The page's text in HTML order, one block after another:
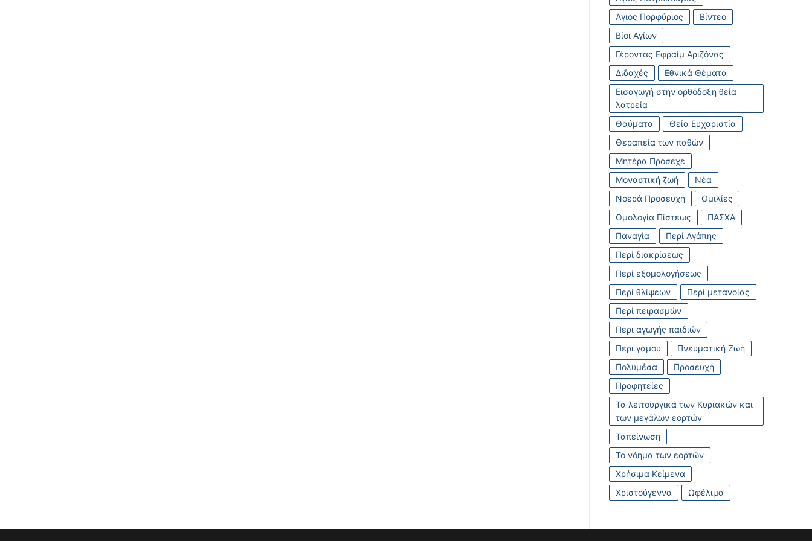
Άγιος Πορφύριος
Βίντεο
Βίοι Αγίων
Γέροντας Εφραίμ Αριζόνας
Διδαχές
Εθνικά Θέματα
Εισαγωγή στην ορθόδοξη θεία
λατρεία
Θαύματα
Θεία Ευχαριστία
Θεραπεία των παθών
Μητέρα Πρόσεχε
Μοναστική ζωή
Νέα
Νοερά Προσευχή
Ομιλίες
Ομολογία Πίστεως
ΠΑΣΧΑ
Παναγία
Περί Αγάπης
Περί διακρίσεως
Περί εξομολογήσεως
Περί θλίψεων
Περί μετανοίας
Περί πειρασμών
Περι αγωγής παιδιών
Περι γάμου
Πνευματική Ζωή
Πολυμέσα
Προσευχή
Προφητείες
Τα λειτουργικά των Κυριακών και
των μεγάλων εορτών
Ταπείνωση
Το νόημα των εορτών
Χρήσιμα Κείμενα
Χριστούγεννα
Ωφέλιμα